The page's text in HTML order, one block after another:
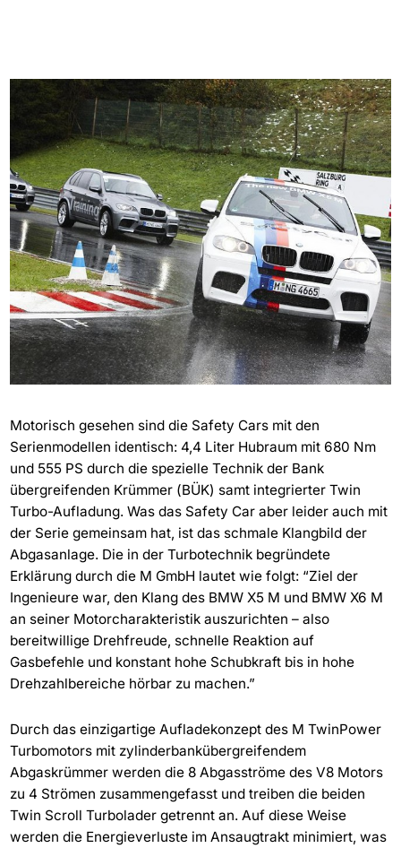
Motorisch gesehen sind die Safety Cars mit den
Serienmodellen identisch: 4,4 Liter Hubraum mit 680 Nm
und 555 PS durch die spezielle Technik der Bank
übergreifenden Krümmer (BÜK) samt integrierter Twin
Turbo-Aufladung. Was das Safety Car aber leider auch mit
der Serie gemeinsam hat, ist das schmale Klangbild der
Abgasanlage. Die in der Turbotechnik begründete
Erklärung durch die M GmbH lautet wie folgt: “Ziel der
Ingenieure war, den Klang des BMW X5 M und BMW X6 M
an seiner Motorcharakteristik auszurichten – also
bereitwillige Drehfreude, schnelle Reaktion auf
Gasbefehle und konstant hohe Schubkraft bis in hohe
Drehzahlbereiche hörbar zu machen.”
Durch das einzigartige Aufladekonzept des M TwinPower
Turbomotors mit zylinderbankübergreifendem
Abgaskrümmer werden die 8 Abgasströme des V8 Motors
zu 4 Strömen zusammengefasst und treiben die beiden
Twin Scroll Turbolader getrennt an. Auf diese Weise
werden die Energieverluste im Ansaugtrakt minimiert, was